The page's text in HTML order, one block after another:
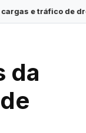
em Sergipe ·
da